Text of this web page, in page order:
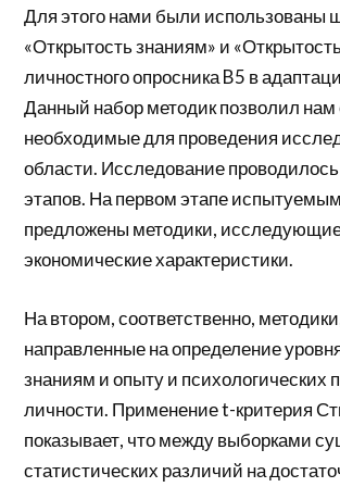
Для этого нами были использованы
«Открытость знаниям» и
личностного опросника B5 в
Данный набор методик позволил нам
необходимые для проведения
области. Исследование проводилось
этапов. На первом этапе
предложены методики, исследующие
экономические характеристики.
На втором, соответственно,
направленные на определение
знаниям и опыту и психологических
личности. Применение t-критерия
показывает, что между выборками
статистических различий на